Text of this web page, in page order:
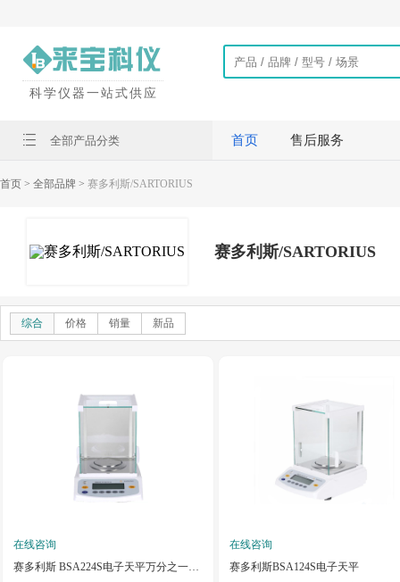
科学仪器一站式供应
全部产品分类 首页 售后服务
首页 > 全部品牌 > 赛多利斯/SARTORIUS
赛多利斯/SARTORIUS
综合 价格 销量 新品
在线咨询
赛多利斯 BSA224S电子天平万分之一0.1mg
在线咨询
赛多利斯BSA124S电子天平